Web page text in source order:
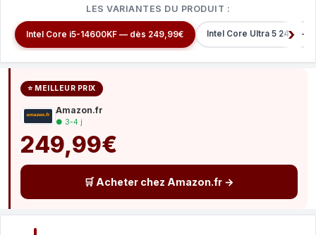
LES VARIANTES DU PRODUIT :
Intel Core i5-14600KF — dès 249,99€ Intel Core Ultra 5 245K —
⭐ MEILLEUR PRIX
Amazon.fr
● 3-4 j
249,99€
🛒 Acheter chez Amazon.fr →